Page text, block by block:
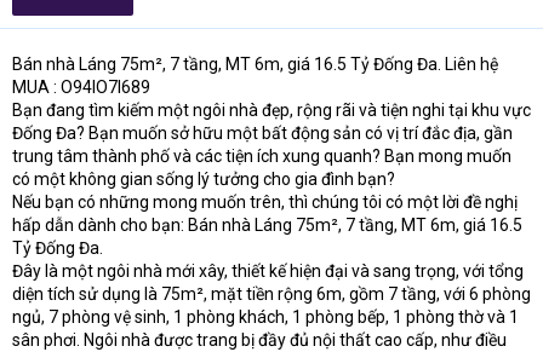
a
t
e
r
Bán nhà Láng 75m², 7 tầng, MT 6m, giá 16.5 Tỷ Đống Đa. Liên hệ
MUA : O94lO7l689
Bạn đang tìm kiếm một ngôi nhà đẹp, rộng rãi và tiện nghi tại khu vực
Đống Đa? Bạn muốn sở hữu một bất động sản có vị trí đắc địa, gần
trung tâm thành phố và các tiện ích xung quanh? Bạn mong muốn
có một không gian sống lý tưởng cho gia đình bạn?
Nếu bạn có những mong muốn trên, thì chúng tôi có một lời đề nghị
hấp dẫn dành cho bạn: Bán nhà Láng 75m², 7 tầng, MT 6m, giá 16.5
Tỷ Đống Đa.
Đây là một ngôi nhà mới xây, thiết kế hiện đại và sang trọng, với tổng
diện tích sử dụng là 75m², mặt tiền rộng 6m, gồm 7 tầng, với 6 phòng
ngủ, 7 phòng vệ sinh, 1 phòng khách, 1 phòng bếp, 1 phòng thờ và 1
sân phơi. Ngôi nhà được trang bị đầy đủ nội thất cao cấp, như điều